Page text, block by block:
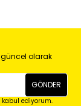
olarak
GÖNDER
kabul ediyorum.